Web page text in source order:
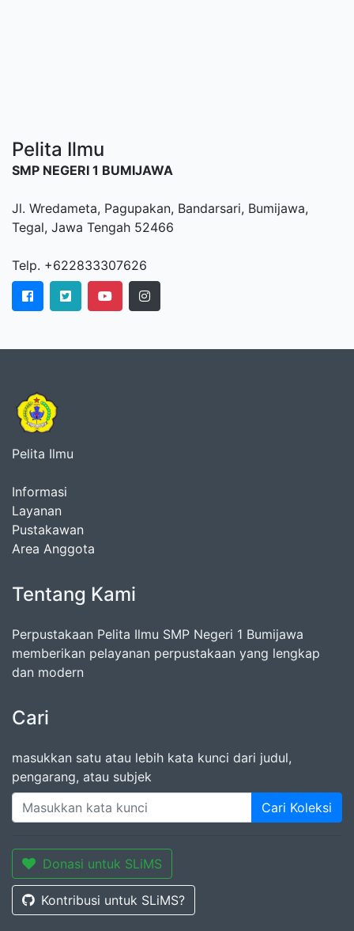
Pelita Ilmu
SMP NEGERI 1 BUMIJAWA
Jl. Wredameta, Pagupakan, Bandarsari, Bumijawa,
Tegal, Jawa Tengah 52466
Telp. +622833307626
Pelita Ilmu
Informasi
Layanan
Pustakawan
Area Anggota
Tentang Kami
Perpustakaan Pelita Ilmu SMP Negeri 1 Bumijawa
memberikan pelayanan perpustakaan yang lengkap
dan modern
Cari
masukkan satu atau lebih kata kunci dari judul,
pengarang, atau subjek
Cari Koleksi
Donasi untuk SLiMS
Kontribusi untuk SLiMS?